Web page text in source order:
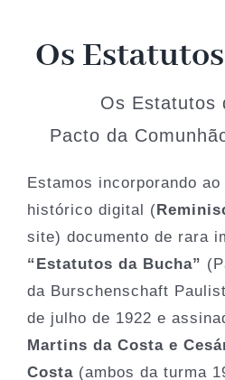
História
Associe-se
Notícias
Contato
Os
Os Estatutos
Pacto da
Estamos incorporando
histórico digital (
site) documento de rara
“Estatutos da Bucha”
da Burschenschaft
de julho de 1922 e
Martins da Costa e
Costa(ambos da turma